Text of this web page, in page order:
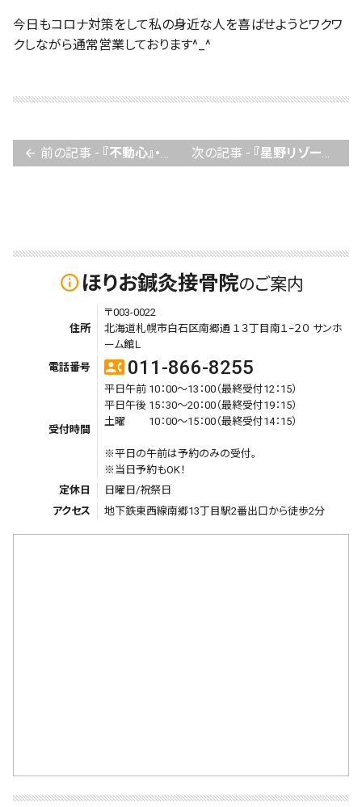
今日もコロナ対策をして私の身近な人を喜ばせようとワクワ
クしながら通常営業しております^_^
arrow_back 前の記事 - 『不動心』・『秀さんへ』 松井秀喜 松井昌雄 次の記事 - 『星野リゾートの事件簿』 星野佳路
info_outlineほりお鍼灸接骨院のご案内
住所
〒003-0022
北海道札幌市白石区南郷通 １３丁目南１−２０ サンホ
ーム館Ｌ
電話番号
contact_phone 011-866-8255
受付時間
平日午前 10：00～13：00（最終受付12：15）
平日午後 15：30～20：00（最終受付19：15）
土曜 10：00～15：00（最終受付14：15）
※平日の午前は予約のみの受付。
※当日予約もOK！
定休日
日曜日/祝祭日
アクセス
地下鉄東西線南郷13丁目駅2番出口から徒歩2分